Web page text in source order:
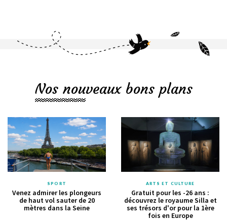
Nos nouveaux bons plans
SPORT
Venez admirer les plongeurs
de haut vol sauter de 20
mètres dans la Seine
ARTS ET CULTURE
Gratuit pour les -26 ans :
découvrez le royaume Silla et
ses trésors d'or pour la 1ère
fois en Europe